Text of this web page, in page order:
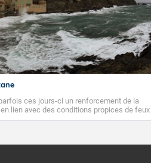
ces jours-ci un renforcement de la
lien avec des conditions propices de feux
qu'est-ce que la tramontane ? Quelles sont
dans un secteur qui part du Roussillon à la